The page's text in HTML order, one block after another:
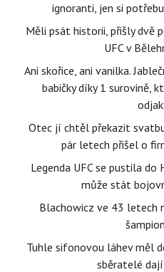
ignoranti, jen si
Měli psát historii, přišly dvě
UFC v
Ani skořice, ani vanilka.
babičky díky 1 surovině,
Otec jí chtěl překazit
pár letech přišel o
Legenda UFC se pustila do
může stát
Blachowicz ve 43 letech
Tuhle sifonovou láhev měl
sběratelé